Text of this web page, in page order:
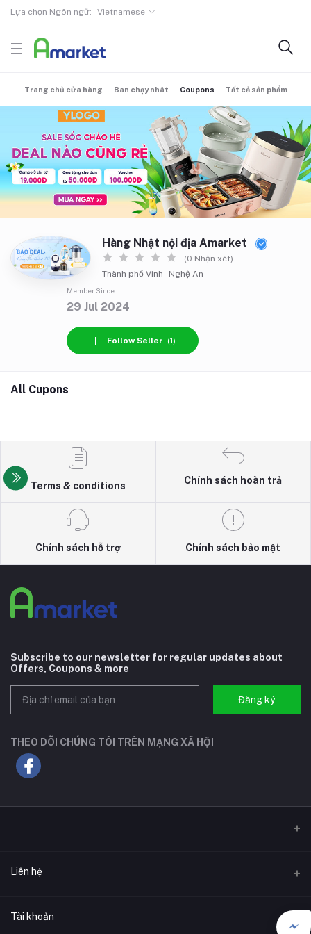
Lựa chọn Ngôn ngữ: Vietnamese
Trang chủ cửa hàng Ban chạy nhât Coupons Tất cả sản phẩm
Hàng Nhật nội địa Amarket
(0 Nhận xét)
Thành phố Vinh - Nghệ An
Member Since
29 Jul 2024
Follow Seller (1)
All Cupons
Terms & conditions
Chính sách hoàn trả
Chính sách hỗ trợ Chính sách bảo mật
Subscribe to our newsletter for regular updates about
Offers, Coupons & more
Đăng ký
THEO DÕI CHÚNG TÔI TRÊN MẠNG XÃ HỘI
Liên hệ
Địa chỉ
Tài khoản